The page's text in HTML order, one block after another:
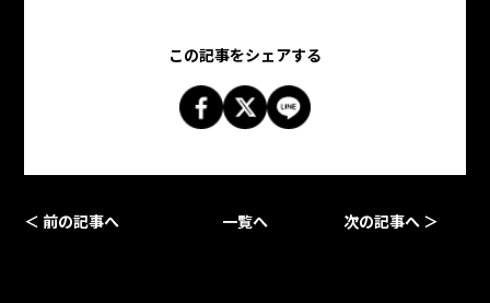
この記事をシェアする
＜ 前の記事へ 一覧へ 次の記事へ ＞